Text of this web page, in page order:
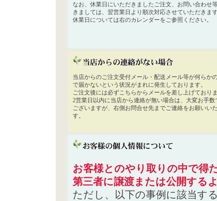
なお、休業日にいただきましたご注文、お問い合わせ
きましては、翌営業日より順次対応させていただきま
休業日については右のカレンダーをご参照ください。
当店からのご注文受付メール・配送メール等が何らか
で届かないという状況がまれに発生しております。
ご注文後には必ずこちらからメールを差し上げており
2営業日以内に当店から連絡が無い場合は、大変お手数
ございますが、右側お問合せ先までご連絡をお願いい
す。
お客様とのやり取りの中で得
第三者に譲渡または公開する
ただし、以下の事例に該当す